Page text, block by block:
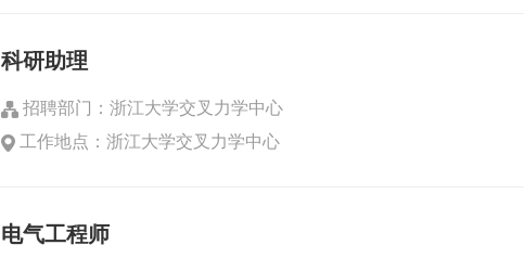
科研助理
招聘部门：浙江大学交叉力学中心
工作地点：浙江大学交叉力学中心
电气工程师